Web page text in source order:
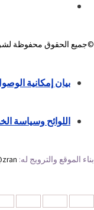
©جميع الحقوق محفوظة
بيان إمكانية
اللوائح وسياسة
بناء الموقع والترويج له: